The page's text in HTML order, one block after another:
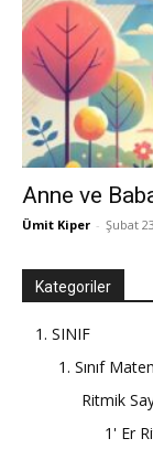
Anne ve
Ümit Kiper - Şubat
Kategoriler
1. SINIF
1. Sınıf
Ritmik
1' Er